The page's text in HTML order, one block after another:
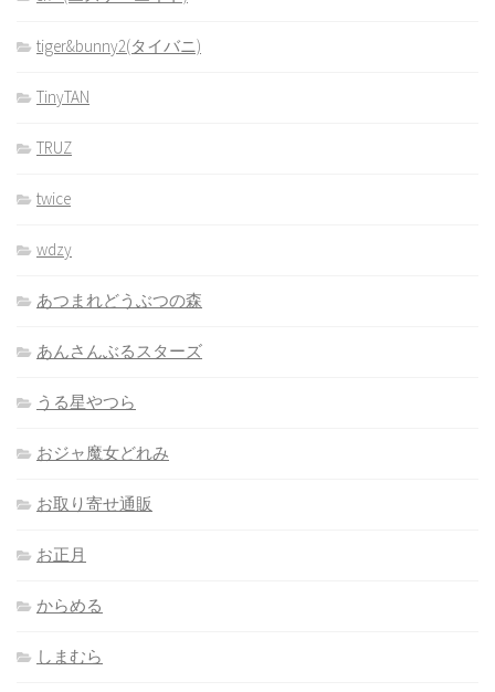
tiger&bunny2(タイバニ)
TinyTAN
TRUZ
twice
wdzy
あつまれどうぶつの森
あんさんぶるスターズ
うる星やつら
おジャ魔女どれみ
お取り寄せ通販
お正月
からめる
しまむら